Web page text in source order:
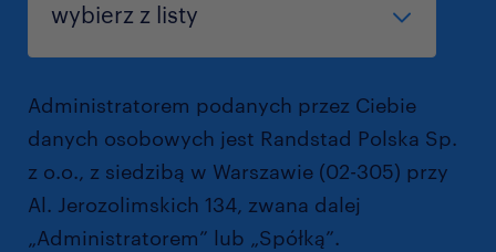
Administratorem podanych przez Ciebie
danych osobowych jest Randstad Polska Sp.
z o.o., z siedzibą w Warszawie (02-305) przy
Al. Jerozolimskich 134, zwana dalej
„Administratorem” lub „Spółką”.